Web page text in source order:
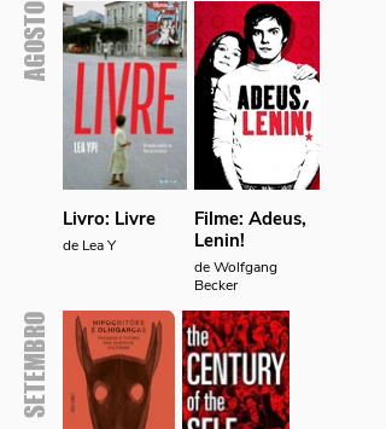
AGOSTO
SETEMBRO
Livro: Livre
de Lea Y
Filme: Adeus,
Lenin!
de Wolfgang
Becker